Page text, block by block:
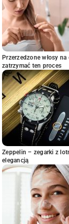
Przerzedzone włosy
zatrzymać ten proces
Zeppelin – zegarki z
elegancją